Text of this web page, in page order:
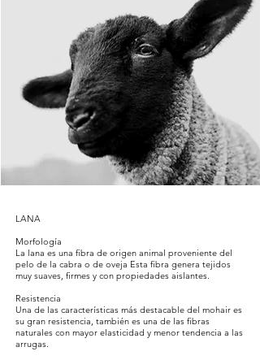
LANA
Morfología
La lana es una fibra de origen animal proveniente del
pelo de la cabra o de oveja Esta fibra genera tejidos
muy suaves, firmes y con propiedades aislantes.
Resistencia
Una de las características más destacable del mohair es
su gran resistencia, también es una de las fibras
naturales con mayor elasticidad y menor tendencia a las
arrugas.